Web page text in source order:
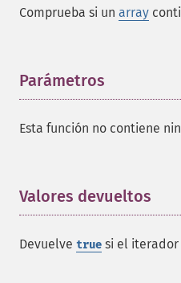
Comprueba si un array
Parámetros
Esta función no contiene
Valores devueltos
Devuelve true si el iterador